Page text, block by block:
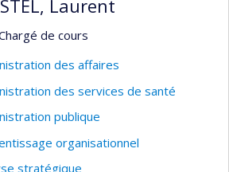
Laurent
de cours
des affaires
des services de santé
publique
organisationnel
stratégique